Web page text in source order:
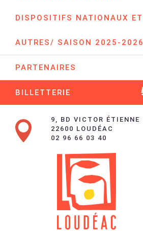
DISPOSITIFS NATIONAUX ET
AUTRES/ SAISON 2025-2026
PARTENAIRES
BILLETTERIE
9, BD VICTOR ÉTIENNE
22600 LOUDÉAC
02 96 66 03 40